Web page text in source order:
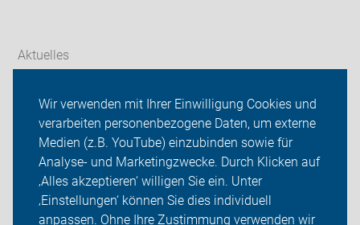
Wir verwenden mit Ihrer Einwilligung Cookies und
verarbeiten personenbezogene Daten, um externe
Medien (z.B. YouTube) einzubinden sowie für
Analyse- und Marketingzwecke. Durch Klicken auf
‚Alles akzeptieren‘ willigen Sie ein. Unter
‚Einstellungen‘ können Sie dies individuell
anpassen. Ohne Ihre Zustimmung verwenden wir
Aktuelles
ADFC Thüringen
Sei dabei
Presse